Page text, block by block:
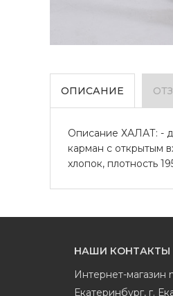
ОПИСАНИЕ
Описание ХАЛАТ: -
карман с открытым
хлопок, плотность
НАШИ КОНТАКТЫ
Интернет-магазин
Екатеринбург, г.